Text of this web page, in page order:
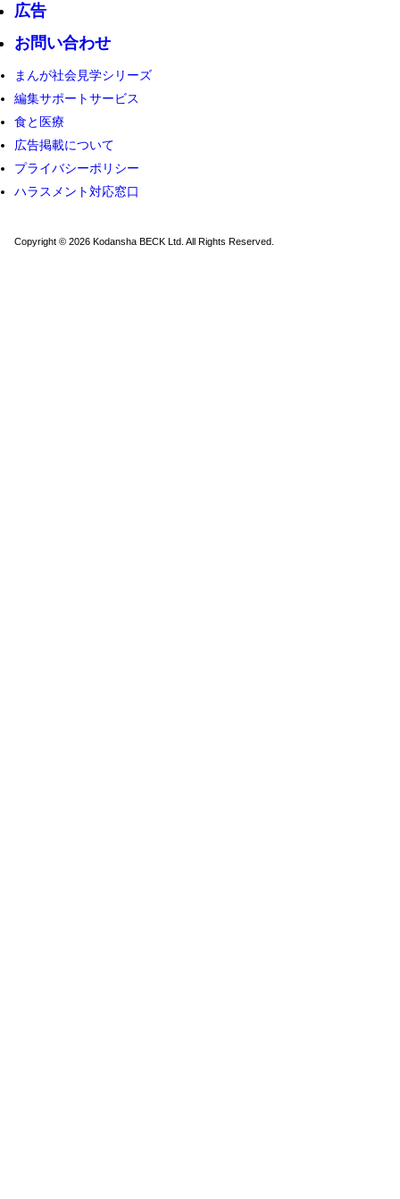
広告
お問い合わせ
まんが社会見学シリーズ
編集サポートサービス
食と医療
広告掲載について
プライバシーポリシー
ハラスメント対応窓口
Copyright © 2026 Kodansha BECK Ltd. All Rights Reserved.